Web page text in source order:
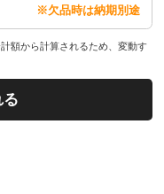
※欠品時は納期別途
額から計算されるため、変動す
る